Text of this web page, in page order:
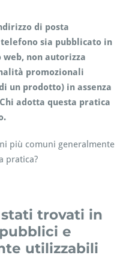
o
m
o
z
o
n
c
o
n
s
di posta
sia pubblicato in
non autorizza
promozionali
un prodotto) in assenza
adotta questa pratica
più comuni generalmente
pratica?
stati trovati in
e
utilizzabili